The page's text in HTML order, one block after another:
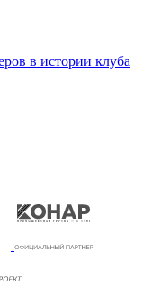
в истории клуба